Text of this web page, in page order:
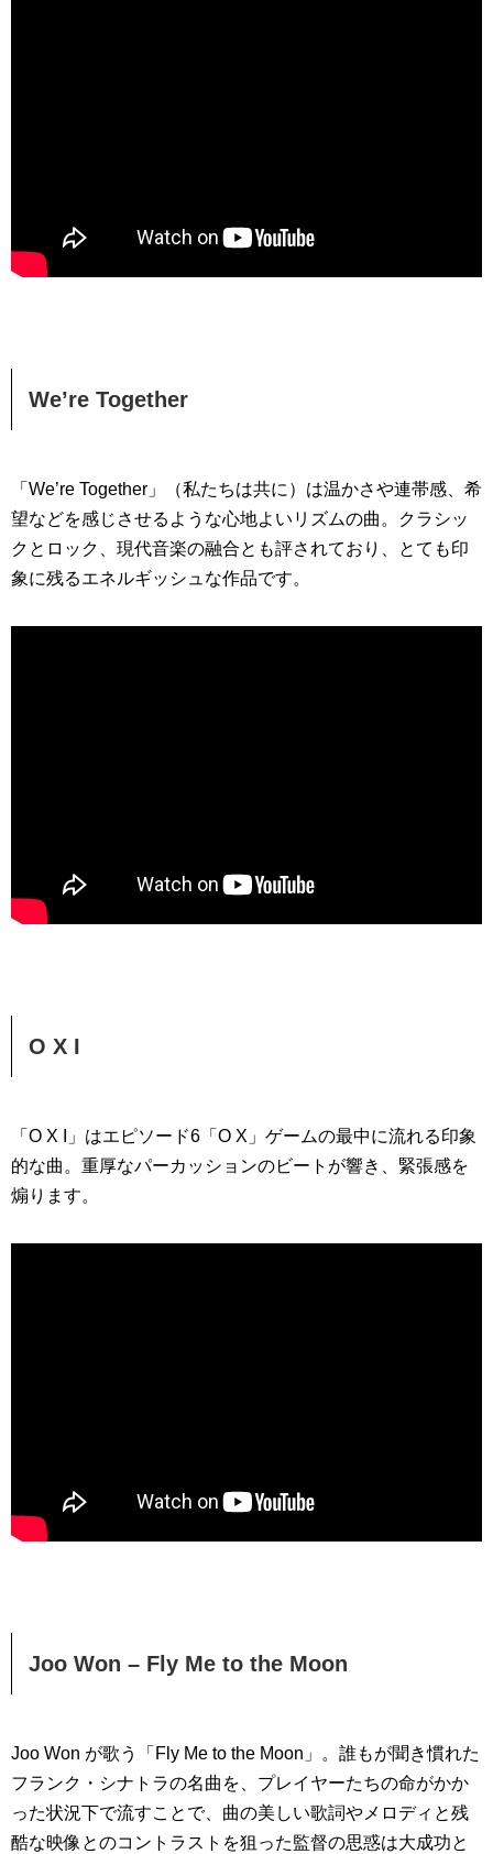
We’re Together
「We’re Together」（私たちは共に）は温かさや連帯感、希
望などを感じさせるような心地よいリズムの曲。クラシッ
クとロック、現代音楽の融合とも評されており、とても印
象に残るエネルギッシュな作品です。
O X I
「O X I」はエピソード6「O X」ゲームの最中に流れる印象
的な曲。重厚なパーカッションのビートが響き、緊張感を
煽ります。
Joo Won – Fly Me to the Moon
Joo Won が歌う「Fly Me to the Moon」。誰もが聞き慣れた
フランク・シナトラの名曲を、プレイヤーたちの命がかか
った状況下で流すことで、曲の美しい歌詞やメロディと残
酷な映像とのコントラストを狙った監督の思惑は大成功と